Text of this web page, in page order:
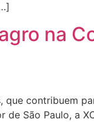
na
que contribuem
São Paulo, a